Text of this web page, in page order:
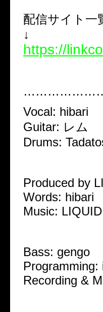
配信サイト一
↓
https://
Vocal: hibari
Guitar: レム
Drums:
Produced by
Words: hibari
Music: LIQUID
Bass: gengo
Programming:
Recording &